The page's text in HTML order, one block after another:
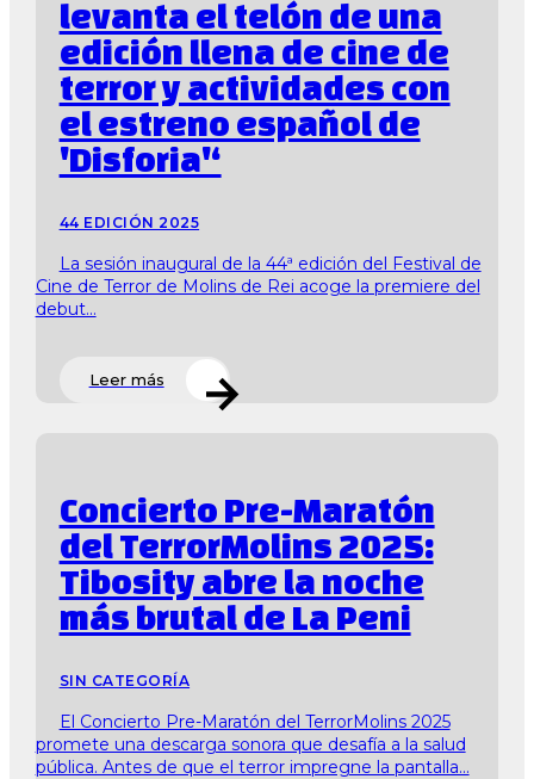
levanta el telón de una
edición llena de cine de
terror y actividades con
el estreno español de
'Disforia'‘
44 EDICIÓN 2025
La sesión inaugural de la 44ª edición del Festival de
Cine de Terror de Molins de Rei acoge la premiere del
debut...
Leer más
Concierto Pre-Maratón
del TerrorMolins 2025:
Tibosity abre la noche
más brutal de La Peni
SIN CATEGORÍA
El Concierto Pre-Maratón del TerrorMolins 2025
promete una descarga sonora que desafía a la salud
pública. Antes de que el terror impregne la pantalla...